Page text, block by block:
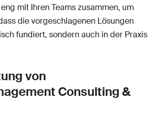
mit Ihren Teams zusammen, um
die vorgeschlagenen Lösungen
fundiert, sondern auch in der Praxis
von
Consulting &